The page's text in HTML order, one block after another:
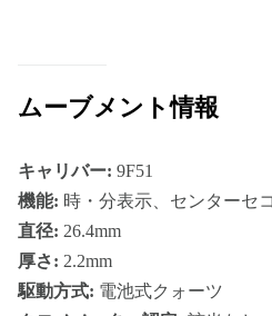
ムーブメント情報
キャリバー: 9F51
機能: 時・分表示、センターセ
直径: 26.4mm
厚さ: 2.2mm
駆動方式: 電池式クォーツ